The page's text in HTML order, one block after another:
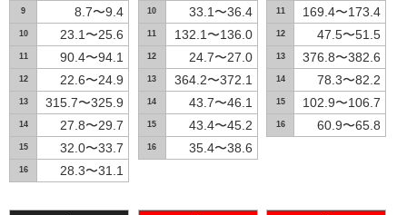
9 8.7〜9.4
10 23.1〜25.6
11 90.4〜94.1
12 22.6〜24.9
13 315.7〜325.9
14 27.8〜29.7
15 32.0〜33.7
16 28.3〜31.1
10 33.1〜36.4
11 132.1〜136.0
12 24.7〜27.0
13 364.2〜372.1
14 43.7〜46.1
15 43.4〜45.2
16 35.4〜38.6
11 169.4〜173.4
12 47.5〜51.5
13 376.8〜382.6
14 78.3〜82.2
15 102.9〜106.7
16 60.9〜65.8